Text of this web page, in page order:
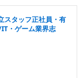
スタッフ正社員・有
・ゲーム業界志